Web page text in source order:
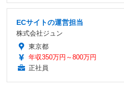
ECサイトの運営担当
株式会社ジュン
東京都
年収350万円～800万円
正社員